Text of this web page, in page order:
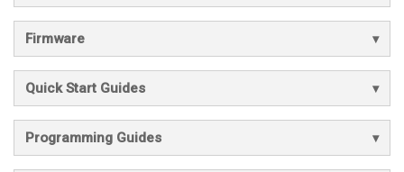
Firmware
Quick Start Guides
Programming Guides